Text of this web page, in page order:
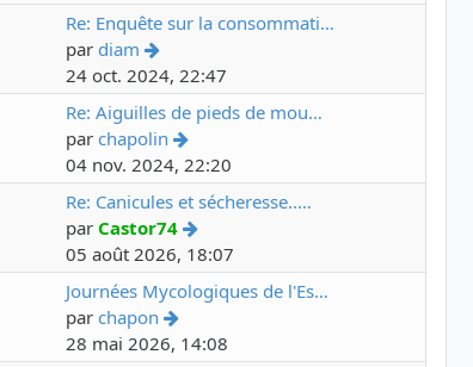
Re: Enquête sur la consommati…
par diam
24 oct. 2024, 22:47
Re: Aiguilles de pieds de mou…
par chapolin
04 nov. 2024, 22:20
Re: Canicules et sécheresse..…
par Castor74
05 août 2026, 18:07
Journées Mycologiques de l'Es…
par chapon
28 mai 2026, 14:08